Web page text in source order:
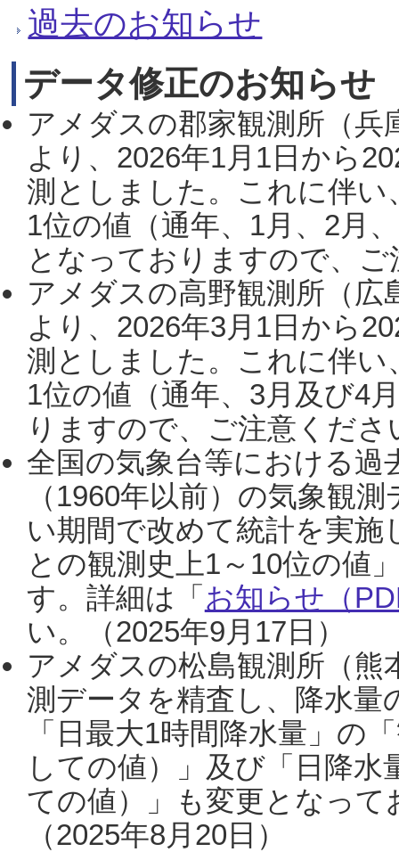
過去のお知らせ
データ修正のお知らせ
アメダスの郡家観測所（
より、2026年1月1日から
測としました。これに伴い
1位の値（通年、1月、2月
となっておりますので、
アメダスの高野観測所（
より、2026年3月1日から
測としました。これに伴い
1位の値（通年、3月及び4
りますので、ご注意くだ
全国の気象台等における過
（1960年以前）の気象観
い期間で改めて統計を実
との観測史上1～10位の値
す。詳細は「 お知らせ（
い。（2025年9月17日）
アメダスの松島観測所（熊
測データを精査し、降水
「日最大1時間降水量」の
しての値）」及び「日降
ての値）」も変更となっ
（2025年8月20日）